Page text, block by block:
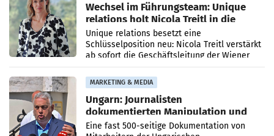
Wechsel im Führungsteam: Unique
relations holt Nicola Treitl in die
Geschäftsleitung
Unique relations besetzt eine
Schlüsselposition neu: Nicola Treitl verstärkt
ab sofort die Geschäftsleitung der Wiener
PR-Agentur an der Seite von Josef Kalina und
Anna Kalina-Mahr.
MARKETING & MEDIA
Ungarn: Journalisten
dokumentierten Manipulation und
Zensur
Eine fast 500-seitige Dokumentation von